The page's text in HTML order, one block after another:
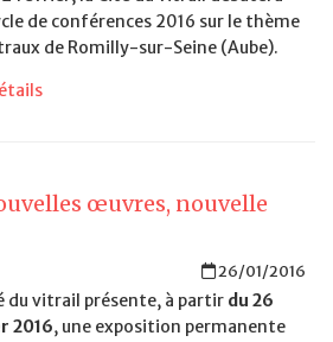
de conférences 2016 sur le thème
de Romilly-sur-Seine (Aube).
œuvres, nouvelle
26/01/2016
du vitrail présente, à partir du 26
2016, une exposition permanente